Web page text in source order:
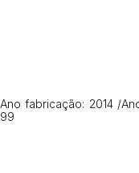
fabricação: 2014 /